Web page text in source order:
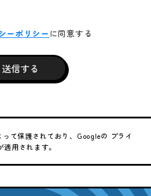
ーポリシー に同意する
て保護されており、Googleの プライ
適用されます。